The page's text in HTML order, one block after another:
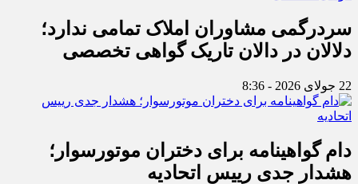
سردرگمی مشاوران املاک تمامی ندارد؛
دلالان در دالان تاریک گواهی تخصصی
22 جولای 2026 - 8:36
دام گواهینامه برای دختران موتورسوار؛
هشدار جدی رییس اتحادیه